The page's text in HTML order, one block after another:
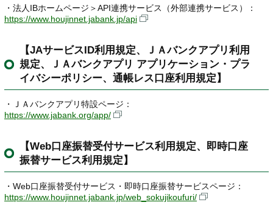
・法人IBホームページ＞API連携サービス（外部連携サービス）：
https://www.houjinnet.jabank.jp/api
【JAサービスID利用規定、ＪＡバンクアプリ利用
規定、ＪＡバンクアプリ アプリケーション・プラ
イバシーポリシー、通帳レス口座利用規定】
・ＪＡバンクアプリ特設ページ：
https://www.jabank.org/app/
【Web口座振替受付サービス利用規定、即時口座
振替サービス利用規定】
・Web口座振替受付サービス・即時口座振替サービスページ：
https://www.houjinnet.jabank.jp/web_sokujikoufuri/